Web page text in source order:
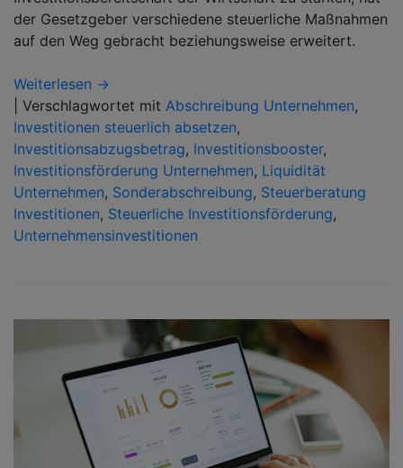
der Gesetzgeber verschiedene steuerliche Maßnahmen
auf den Weg gebracht beziehungsweise erweitert.
Weiterlesen →
Verschlagwortet mit Abschreibung Unternehmen,
Investitionen steuerlich absetzen,
Investitionsabzugsbetrag, Investitionsbooster,
Investitionsförderung Unternehmen, Liquidität
Unternehmen, Sonderabschreibung, Steuerberatung
Investitionen, Steuerliche Investitionsförderung,
Unternehmensinvestitionen